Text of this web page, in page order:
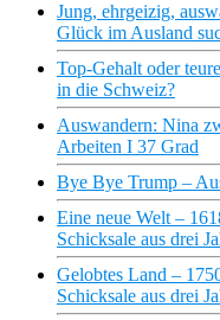
Jung, ehrgeizig,
Glück im Ausland
Top-Gehalt oder
in die Schweiz?
Auswandern: Nina
Arbeiten I 37 Grad
Bye Bye Trump –
Eine neue Welt –
Schicksale aus drei
Gelobtes Land –
Schicksale aus drei